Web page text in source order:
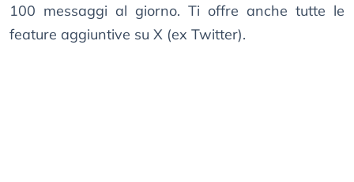
100 messaggi al giorno. Ti offre anche tutte le
feature aggiuntive su X (ex Twitter).